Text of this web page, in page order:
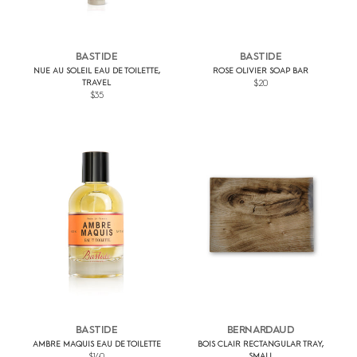
BASTIDE
NUE AU SOLEIL EAU DE TOILETTE,
TRAVEL
$35
BASTIDE
ROSE OLIVIER SOAP BAR
$20
BASTIDE
AMBRE MAQUIS EAU DE TOILETTE
BERNARDAUD
BOIS CLAIR RECTANGULAR TRAY,